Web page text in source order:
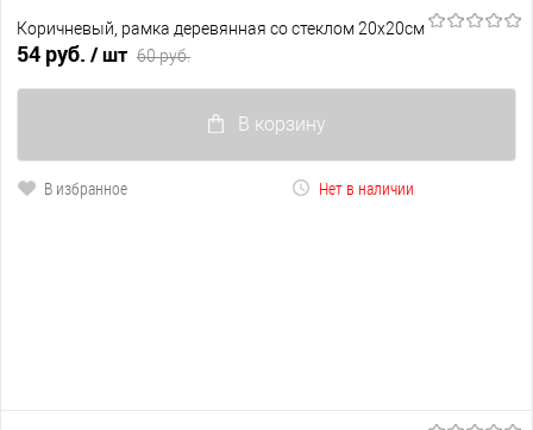
Коричневый, рамка деревянная со стеклом 20х20см
54 руб. / шт 60 руб.
В корзину
В избранное Нет в наличии